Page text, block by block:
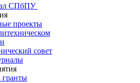
СПбПУ
проекты
совет